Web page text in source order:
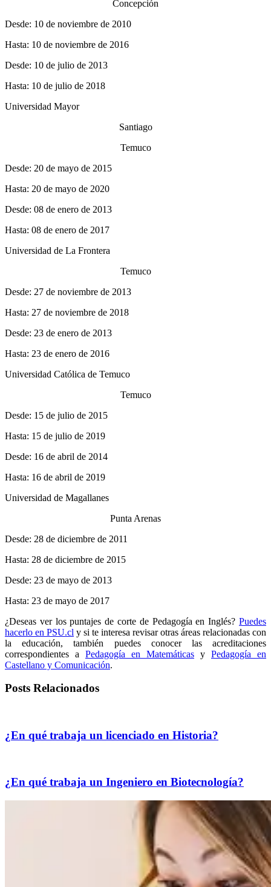
Concepción
Desde: 10 de noviembre de 2010
Hasta: 10 de noviembre de 2016
Desde: 10 de julio de 2013
Hasta: 10 de julio de 2018
Universidad Mayor
Santiago
Temuco
Desde: 20 de mayo de 2015
Hasta: 20 de mayo de 2020
Desde: 08 de enero de 2013
Hasta: 08 de enero de 2017
Universidad de La Frontera
Temuco
Desde: 27 de noviembre de 2013
Hasta: 27 de noviembre de 2018
Desde: 23 de enero de 2013
Hasta: 23 de enero de 2016
Universidad Católica de Temuco
Temuco
Desde: 15 de julio de 2015
Hasta: 15 de julio de 2019
Desde: 16 de abril de 2014
Hasta: 16 de abril de 2019
Universidad de Magallanes
Punta Arenas
Desde: 28 de diciembre de 2011
Hasta: 28 de diciembre de 2015
Desde: 23 de mayo de 2013
Hasta: 23 de mayo de 2017
¿Deseas ver los puntajes de corte de Pedagogía en Inglés? Puedes
hacerlo en PSU.cl y si te interesa revisar otras áreas relacionadas con
la educación, también puedes conocer las acreditaciones
correspondientes a Pedagogía en Matemáticas y Pedagogía en
Castellano y Comunicación.
Posts Relacionados
¿En qué trabaja un licenciado en Historia?
¿En qué trabaja un Ingeniero en Biotecnología?